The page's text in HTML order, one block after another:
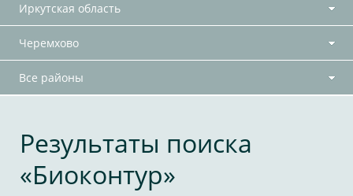
Иркутская область
Черемхово
Все районы
Результаты поиска
«Биоконтур»